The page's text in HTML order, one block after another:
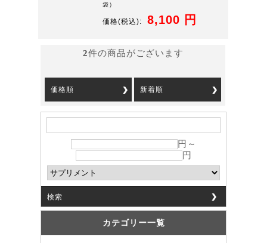
袋）
価格(税込): 8,100 円
2件の商品がございます
価格順 新着順
円～
円
検索
カテゴリー一覧